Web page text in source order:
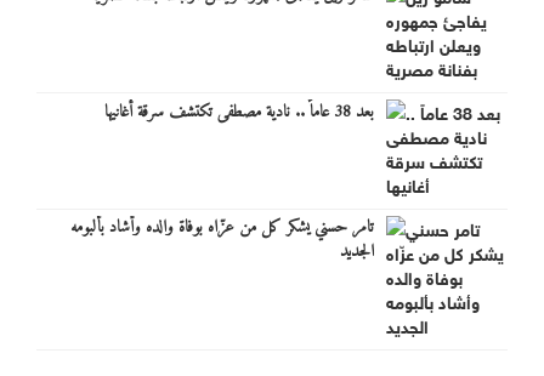
بعد 38 عاماً .. نادية مصطفى تكتشف سرقة أغانيها
تامر حسني يشكر كل من عزّاه بوفاة والده وأشاد بألبومه
الجديد